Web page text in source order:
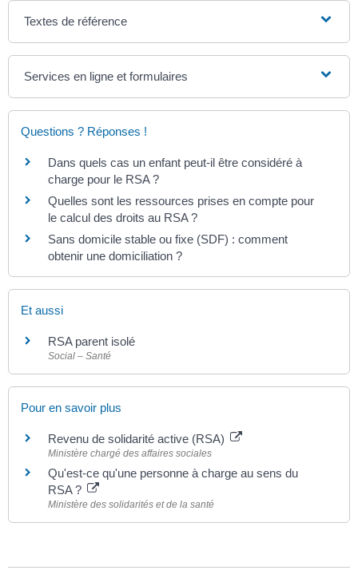
Textes de référence
Services en ligne et formulaires
Questions ? Réponses !
Dans quels cas un enfant peut-il être considéré à
charge pour le RSA ?
Quelles sont les ressources prises en compte pour
le calcul des droits au RSA ?
Sans domicile stable ou fixe (SDF) : comment
obtenir une domiciliation ?
Et aussi
RSA parent isolé
Social – Santé
Pour en savoir plus
Revenu de solidarité active (RSA)
Ministère chargé des affaires sociales
Qu'est-ce qu'une personne à charge au sens du
RSA ?
Ministère des solidarités et de la santé